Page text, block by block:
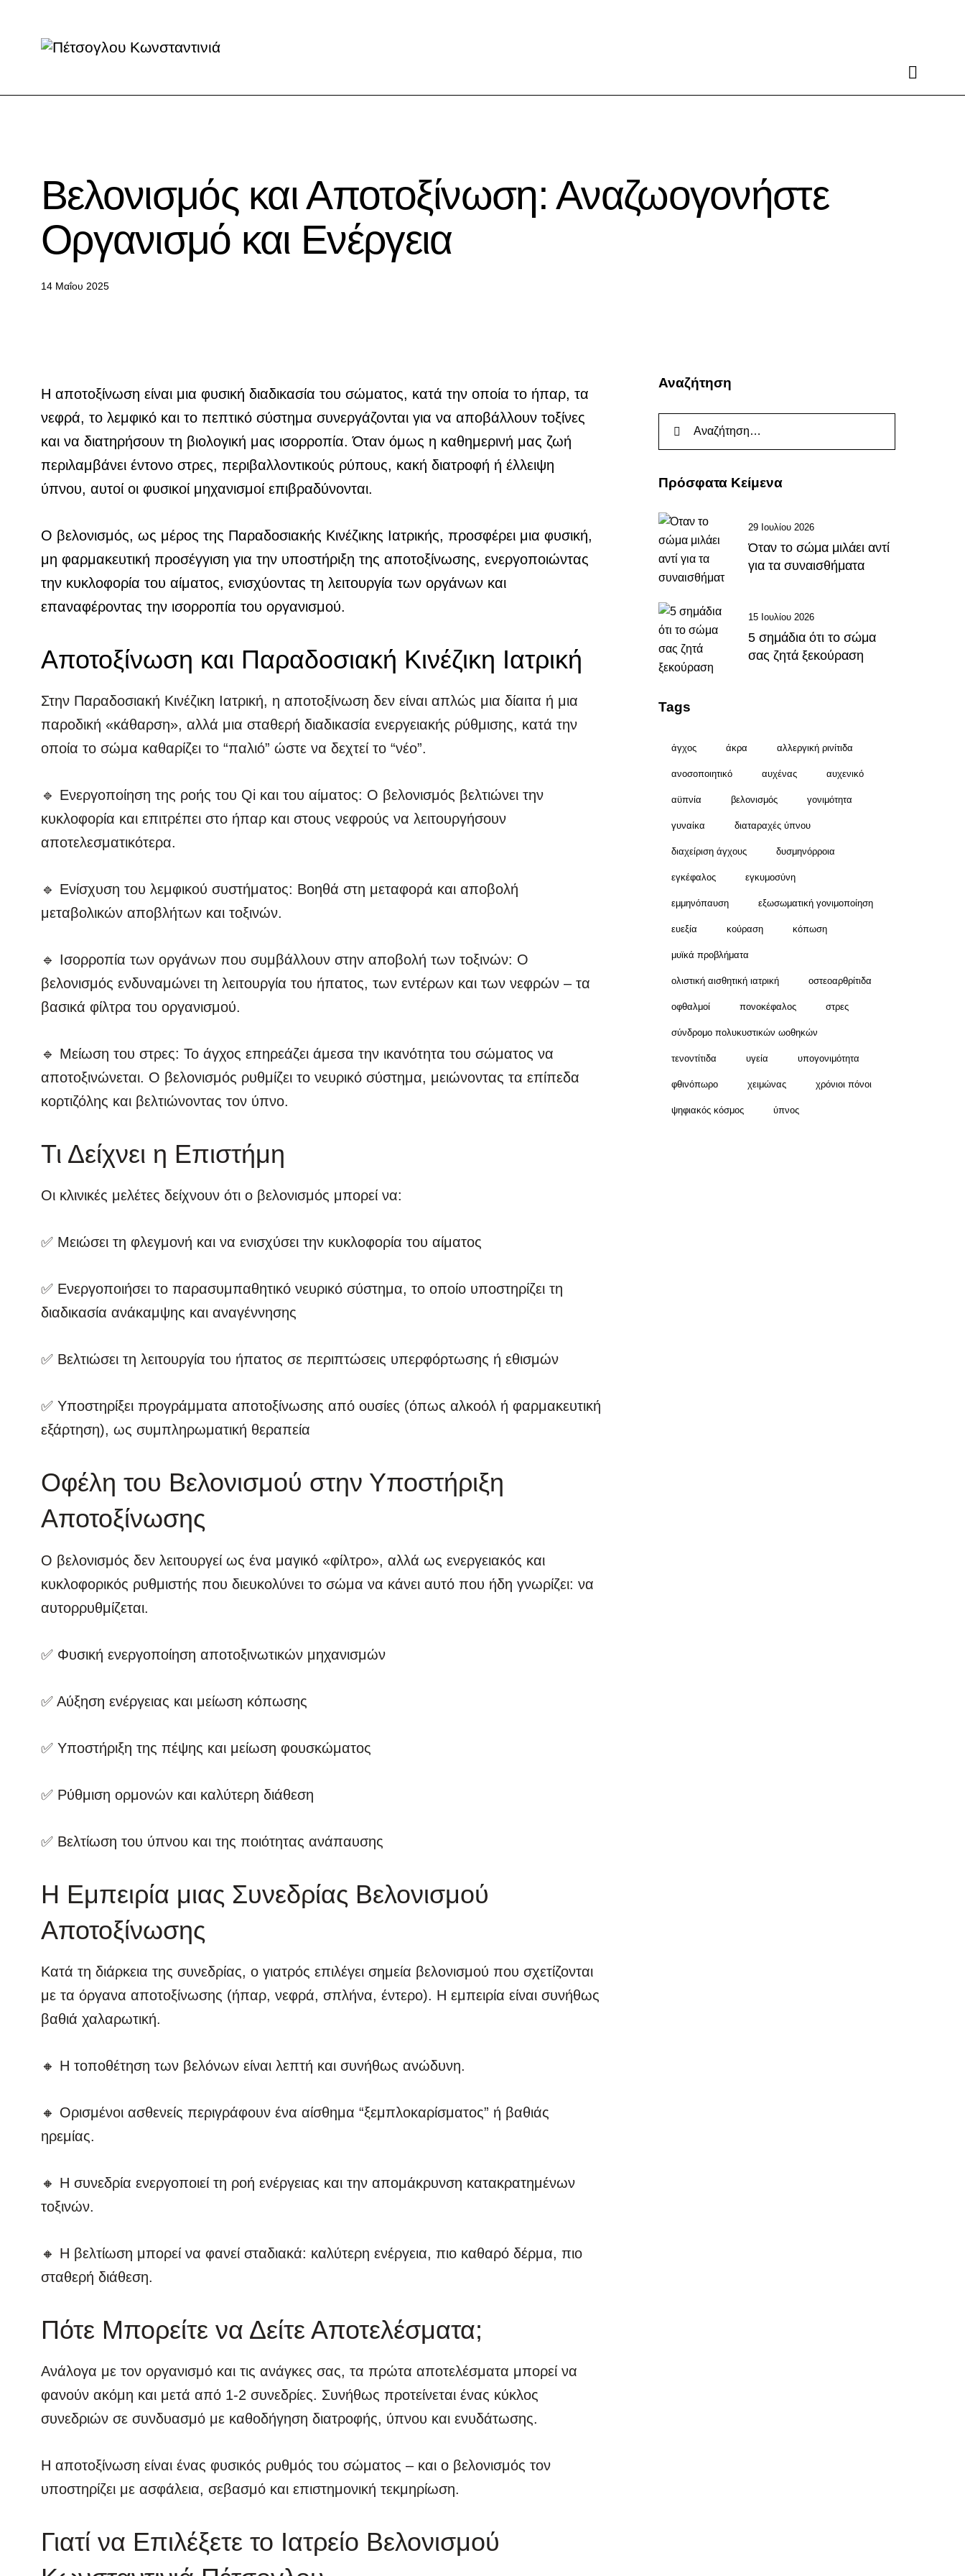
Βελονισμός και Αποτοξίνωση: Αναζωογονήστε
Οργανισμό και Ενέργεια
14 Μαΐου 2025
Η αποτοξίνωση είναι μια φυσική διαδικασία του σώματος, κατά την οποία το ήπαρ, τα
νεφρά, το λεμφικό και το πεπτικό σύστημα συνεργάζονται για να αποβάλλουν τοξίνες
και να διατηρήσουν τη βιολογική μας ισορροπία. Όταν όμως η καθημερινή μας ζωή
περιλαμβάνει έντονο στρες, περιβαλλοντικούς ρύπους, κακή διατροφή ή έλλειψη
ύπνου, αυτοί οι φυσικοί μηχανισμοί επιβραδύνονται.
Ο βελονισμός, ως μέρος της Παραδοσιακής Κινέζικης Ιατρικής, προσφέρει μια φυσική,
μη φαρμακευτική προσέγγιση για την υποστήριξη της αποτοξίνωσης, ενεργοποιώντας
την κυκλοφορία του αίματος, ενισχύοντας τη λειτουργία των οργάνων και
επαναφέροντας την ισορροπία του οργανισμού.
Αποτοξίνωση και Παραδοσιακή Κινέζικη Ιατρική
Στην Παραδοσιακή Κινέζικη Ιατρική, η αποτοξίνωση δεν είναι απλώς μια δίαιτα ή μια
παροδική «κάθαρση», αλλά μια σταθερή διαδικασία ενεργειακής ρύθμισης, κατά την
οποία το σώμα καθαρίζει το “παλιό” ώστε να δεχτεί το “νέο”.
🔹 Ενεργοποίηση της ροής του Qi και του αίματος: Ο βελονισμός βελτιώνει την
κυκλοφορία και επιτρέπει στο ήπαρ και στους νεφρούς να λειτουργήσουν
αποτελεσματικότερα.
🔹 Ενίσχυση του λεμφικού συστήματος: Βοηθά στη μεταφορά και αποβολή
μεταβολικών αποβλήτων και τοξινών.
🔹 Ισορροπία των οργάνων που συμβάλλουν στην αποβολή των τοξινών: Ο
βελονισμός ενδυναμώνει τη λειτουργία του ήπατος, των εντέρων και των νεφρών – τα
βασικά φίλτρα του οργανισμού.
🔹 Μείωση του στρες: Το άγχος επηρεάζει άμεσα την ικανότητα του σώματος να
αποτοξινώνεται. Ο βελονισμός ρυθμίζει το νευρικό σύστημα, μειώνοντας τα επίπεδα
κορτιζόλης και βελτιώνοντας τον ύπνο.
Τι Δείχνει η Επιστήμη
Οι κλινικές μελέτες δείχνουν ότι ο βελονισμός μπορεί να:
✅ Μειώσει τη φλεγμονή και να ενισχύσει την κυκλοφορία του αίματος
✅ Ενεργοποιήσει το παρασυμπαθητικό νευρικό σύστημα, το οποίο υποστηρίζει τη
διαδικασία ανάκαμψης και αναγέννησης
✅ Βελτιώσει τη λειτουργία του ήπατος σε περιπτώσεις υπερφόρτωσης ή εθισμών
✅ Υποστηρίξει προγράμματα αποτοξίνωσης από ουσίες (όπως αλκοόλ ή φαρμακευτική
εξάρτηση), ως συμπληρωματική θεραπεία
Οφέλη του Βελονισμού στην Υποστήριξη
Αποτοξίνωσης
Ο βελονισμός δεν λειτουργεί ως ένα μαγικό «φίλτρο», αλλά ως ενεργειακός και
κυκλοφορικός ρυθμιστής που διευκολύνει το σώμα να κάνει αυτό που ήδη γνωρίζει: να
αυτορρυθμίζεται.
✅ Φυσική ενεργοποίηση αποτοξινωτικών μηχανισμών
✅ Αύξηση ενέργειας και μείωση κόπωσης
✅ Υποστήριξη της πέψης και μείωση φουσκώματος
✅ Ρύθμιση ορμονών και καλύτερη διάθεση
✅ Βελτίωση του ύπνου και της ποιότητας ανάπαυσης
Η Εμπειρία μιας Συνεδρίας Βελονισμού
Αποτοξίνωσης
Κατά τη διάρκεια της συνεδρίας, ο γιατρός επιλέγει σημεία βελονισμού που σχετίζονται
με τα όργανα αποτοξίνωσης (ήπαρ, νεφρά, σπλήνα, έντερο). Η εμπειρία είναι συνήθως
βαθιά χαλαρωτική.
🔸 Η τοποθέτηση των βελόνων είναι λεπτή και συνήθως ανώδυνη.
🔸 Ορισμένοι ασθενείς περιγράφουν ένα αίσθημα “ξεμπλοκαρίσματος” ή βαθιάς
ηρεμίας.
🔸 Η συνεδρία ενεργοποιεί τη ροή ενέργειας και την απομάκρυνση κατακρατημένων
τοξινών.
🔸 Η βελτίωση μπορεί να φανεί σταδιακά: καλύτερη ενέργεια, πιο καθαρό δέρμα, πιο
σταθερή διάθεση.
Πότε Μπορείτε να Δείτε Αποτελέσματα;
Ανάλογα με τον οργανισμό και τις ανάγκες σας, τα πρώτα αποτελέσματα μπορεί να
φανούν ακόμη και μετά από 1-2 συνεδρίες. Συνήθως προτείνεται ένας κύκλος
συνεδριών σε συνδυασμό με καθοδήγηση διατροφής, ύπνου και ενυδάτωσης.
Η αποτοξίνωση είναι ένας φυσικός ρυθμός του σώματος – και ο βελονισμός τον
υποστηρίζει με ασφάλεια, σεβασμό και επιστημονική τεκμηρίωση.
Γιατί να Επιλέξετε το Ιατρείο Βελονισμού
Αναζήτηση
Πρόσφατα Κείμενα
29 Ιουλίου 2026
Όταν το σώμα μιλάει αντί
για τα συναισθήματα
15 Ιουλίου 2026
5 σημάδια ότι το σώμα
σας ζητά ξεκούραση
Tags
άγχος άκρα αλλεργική ρινίτιδα
ανοσοποιητικό αυχένας αυχενικό
αϋπνία βελονισμός γονιμότητα
γυναίκα διαταραχές ύπνου
διαχείριση άγχους δυσμηνόρροια
εγκέφαλος εγκυμοσύνη
εμμηνόπαυση εξωσωματική γονιμοποίηση
ευεξία κούραση κόπωση
μυϊκά προβλήματα
ολιστική αισθητική ιατρική οστεοαρθρίτιδα
οφθαλμοί πονοκέφαλος στρες
σύνδρομο πολυκυστικών ωοθηκών
τενοντίτιδα υγεία υπογονιμότητα
φθινόπωρο χειμώνας χρόνιοι πόνοι
ψηφιακός κόσμος ύπνος